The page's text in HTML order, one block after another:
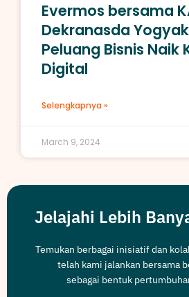
Evermos bersama
Dekranasda
Peluang Bisnis Naik
Digital
Selengkapnya »
March 9, 2024
Jelajahi Lebih
Temukan berbagai inisiatif dan
telah kami jalankan bersama
sebagai bentuk